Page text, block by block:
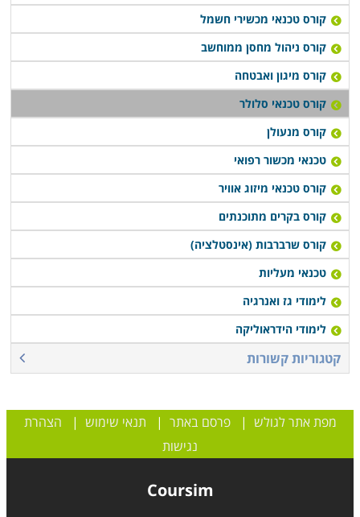
קורס טכנאי מכשירי חשמל
קורס ניהול מחסן ממוחשב
קורס מיגון ואבטחה
קורס טכנאי סלולר
קורס מנעולן
טכנאי מכשור רפואי
קורס טכנאי מיזוג אוויר
קורס בקרים מתוכנתים
קורס שרברבות (אינסטלציה)
טכנאי מעליות
לימודי גז ואנרגיה
לימודי הידראוליקה
קטגוריות קשורות
מפת אתר לגולש |פרסם באתר | תנאי שימוש | הצהרת
נגישות
Coursim